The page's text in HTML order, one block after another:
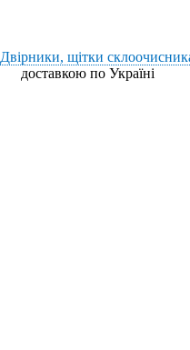
Двірники, щітки
доставкою по Україні